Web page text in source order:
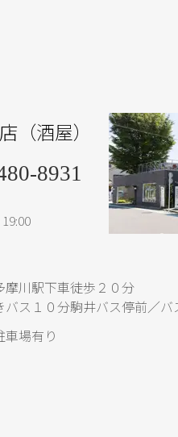
（酒屋）
8931
摩川駅下車徒歩２０分
バス１０分駒井バス停前／
場有り